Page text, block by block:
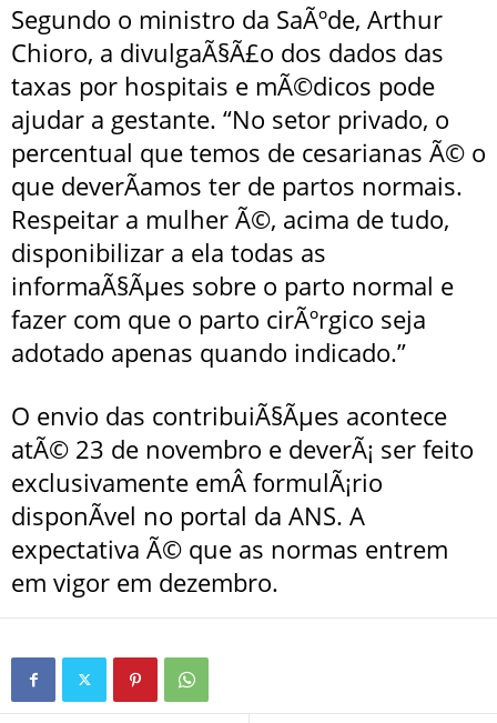
Segundo o ministro da SaÃºde, Arthur
Chioro, a divulgaÃ§Ã£o dos dados das
taxas por hospitais e mÃ©dicos pode
ajudar a gestante. “No setor privado, o
percentual que temos de cesarianas Ã© o
que deverÃ­amos ter de partos normais.
Respeitar a mulher Ã©, acima de tudo,
disponibilizar a ela todas as
informaÃ§Ãµes sobre o parto normal e
fazer com que o parto cirÃºrgico seja
adotado apenas quando indicado.”
O envio das contribuiÃ§Ãµes acontece
atÃ© 23 de novembro e deverÃ¡ ser feito
exclusivamente emÂ formulÃ¡rio
disponÃ­vel no portal da ANS. A
expectativa Ã© que as normas entrem
em vigor em dezembro.